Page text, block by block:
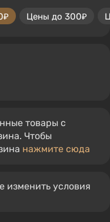
Цены до 300₽
товары с
Чтобы
нажмите сюда
изменить условия